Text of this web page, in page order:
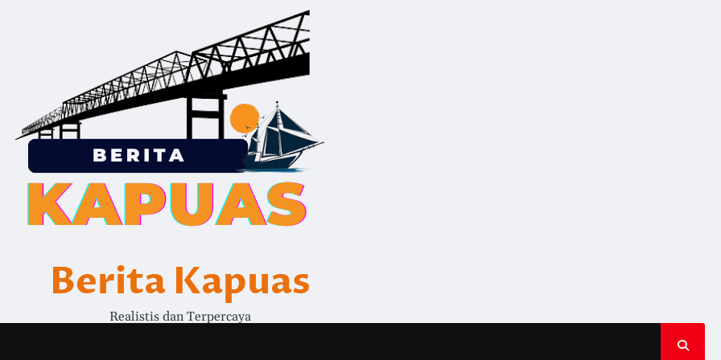
Berita Kapuas
Realistis dan Terpercaya